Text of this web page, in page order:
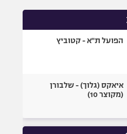
כדורעף
ספורט אולימפי
היאבקות WWE
הפועל ת"א - קטוביץ
איאקס (גלוך) - שלבורן
(מקוצר 10)